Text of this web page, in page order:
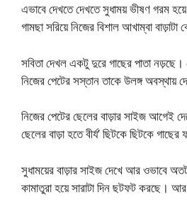
এভাবে দেখতে দেখতে সুধাময় ভীষণ গরম
গামছা সরিয়ে নিজের বিশাল আখাম্বা
সবিতা দেখল একটু দুরে গাছের পাতা নড়ছে।
নিজের পেটের সস্তান তাকে উলঙ্গ অবস্থায়
নিজের পেটের ছেলের বাড়ার সাইজ আগেই
ছেলের বাড়া হতে বীর্য’ ছিটকে ছিটকে
সুধাময়ের বাড়ার সাইজ দেখে আর ওভাবে
কামাতুরা হয়ে সারাটা দিন ছটফট করছে।